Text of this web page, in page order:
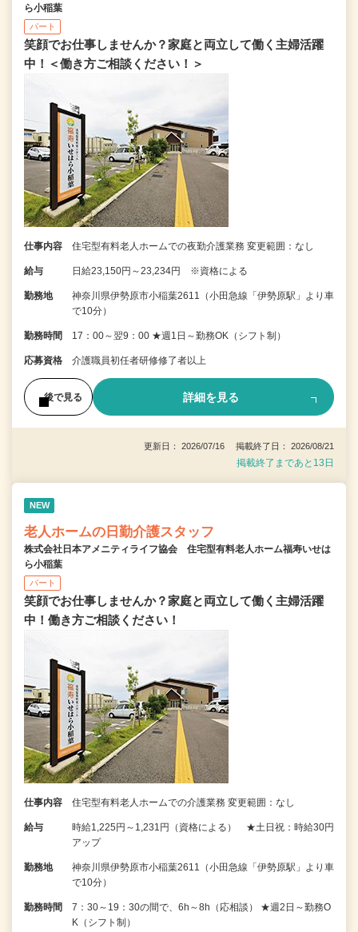
ら小稲葉
パート
笑顔でお仕事しませんか？家庭と両立して働く主婦活躍
中！＜働き方ご相談ください！＞
仕事内容 住宅型有料老人ホームでの夜勤介護業務 変更範囲：なし
給与 日給23,150円～23,234円 ※資格による
勤務地
神奈川県伊勢原市小稲葉2611（小田急線「伊勢原駅」より車
で10分）
勤務時間 17：00～翌9：00 ★週1日～勤務OK（シフト制）
応募資格 介護職員初任者研修修了者以上
後で見る 詳細を見る
更新日： 2026/07/16 掲載終了日： 2026/08/21
掲載終了まであと13日
NEW
老人ホームの日勤介護スタッフ
株式会社日本アメニティライフ協会 住宅型有料老人ホーム福寿いせは
ら小稲葉
パート
笑顔でお仕事しませんか？家庭と両立して働く主婦活躍
中！働き方ご相談ください！
仕事内容 住宅型有料老人ホームでの介護業務 変更範囲：なし
給与
時給1,225円～1,231円（資格による） ★土日祝：時給30円
アップ
勤務地
神奈川県伊勢原市小稲葉2611（小田急線「伊勢原駅」より車
で10分）
勤務時間
7：30～19：30の間で、6h～8h（応相談） ★週2日～勤務O
K（シフト制）